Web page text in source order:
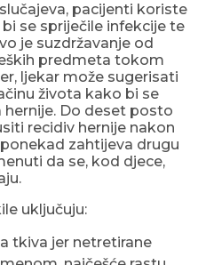
pacijenti koriste
se spriječile infekcije te
je suzdržavanje od
predmeta tokom
ljekar može sugerisati
života kako bi se
Do deset posto
recidiv hernije nakon
zahtijeva drugu
da se, kod djece,
uključuju:
tkiva jer netretirane